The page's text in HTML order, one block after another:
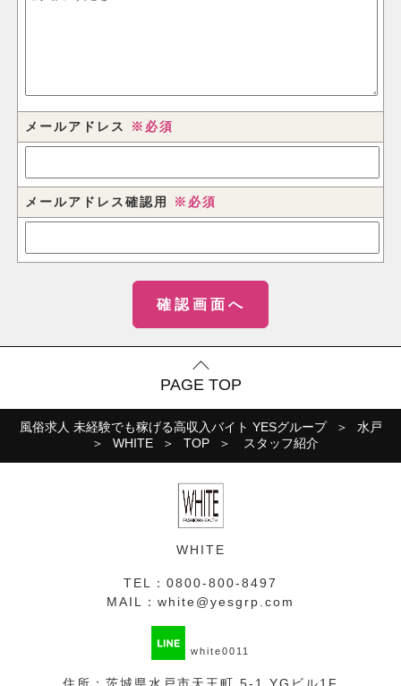
メールアドレス ※必須
メールアドレス確認用 ※必須
PAGE TOP
風俗求人 未経験でも稼げる高収入バイト YESグループ
水戸
WHITE
TOP スタッフ紹介
WHITE
TEL： 0800-800-8497
MAIL： white@yesgrp.com
white0011